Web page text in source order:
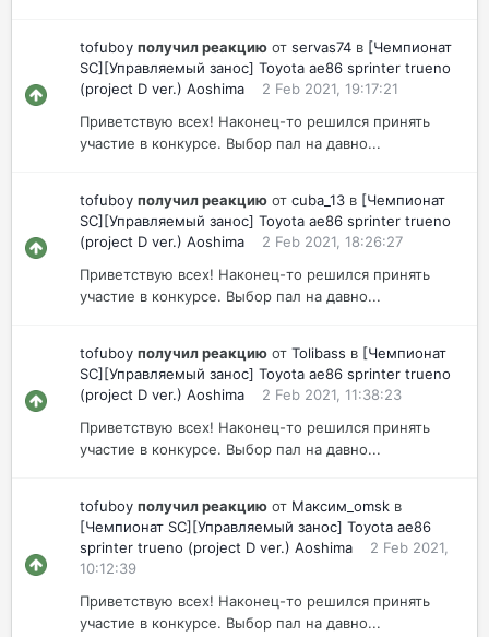
tofuboy получил реакцию от servas74 в [Чемпионат
SC][Управляемый занос] Toyota ae86 sprinter trueno
(project D ver.) Aoshima
2 Feb 2021, 19:17:21
Приветствую всех! Наконец-то решился принять
участие в конкурсе. Выбор пал на давно...
tofuboy получил реакцию от cuba_13 в [Чемпионат
SC][Управляемый занос] Toyota ae86 sprinter trueno
(project D ver.) Aoshima
2 Feb 2021, 18:26:27
Приветствую всех! Наконец-то решился принять
участие в конкурсе. Выбор пал на давно...
tofuboy получил реакцию от Tolibass в [Чемпионат
SC][Управляемый занос] Toyota ae86 sprinter trueno
(project D ver.) Aoshima
2 Feb 2021, 11:38:23
Приветствую всех! Наконец-то решился принять
участие в конкурсе. Выбор пал на давно...
tofuboy получил реакцию от Максим_omsk в
[Чемпионат SC][Управляемый занос] Toyota ae86
sprinter trueno (project D ver.) Aoshima
2 Feb 2021,
10:12:39
Приветствую всех! Наконец-то решился принять
участие в конкурсе. Выбор пал на давно...